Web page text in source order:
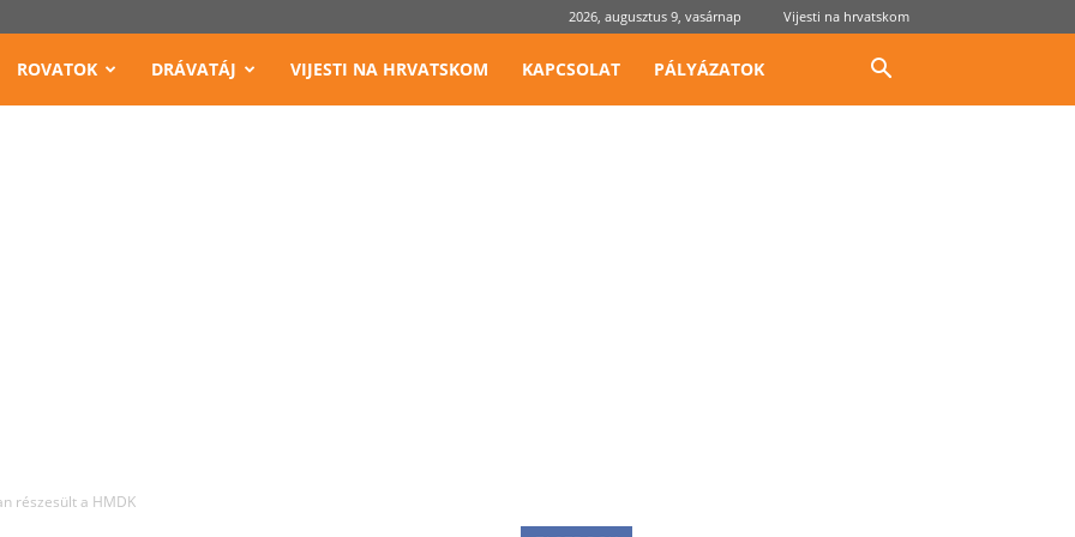
2026, augusztus 9, vasárnap Vijesti na hrvatskom
ROVATOK DRÁVATÁJ VIJESTI NA HRVATSKOM KAPCSOLAT PÁLYÁZATOK
részesült a HMDK